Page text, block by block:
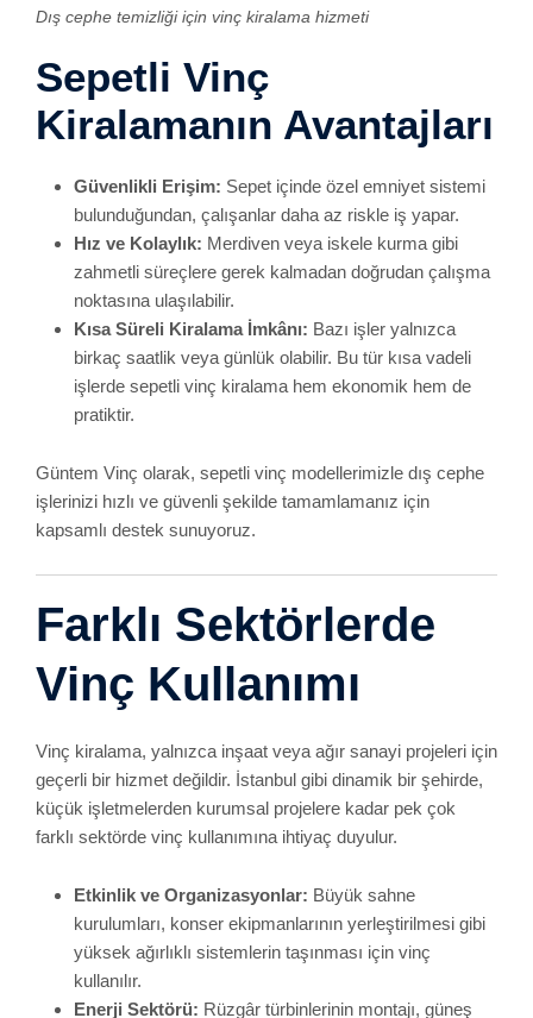
işlerinizi hızlı ve güvenli şekilde tamamlamanız için
kapsamlı destek sunuyoruz.
Farklı Sektörlerde
Vinç Kullanımı
Vinç kiralama, yalnızca inşaat veya ağır sanayi projeleri için
geçerli bir hizmet değildir. İstanbul gibi dinamik bir şehirde,
küçük işletmelerden kurumsal projelere kadar pek çok
farklı sektörde vinç kullanımına ihtiyaç duyulur.
kurulumları, konser ekipmanlarının yerleştirilmesi gibi
yüksek ağırlıklı sistemlerin taşınması için vinç
Enerji Sektörü:Rüzgâr türbinlerinin montajı, güneş
panellerinin yerleştirilmesi gibi projelerde vinç
vazgeçilmez bir destektir.
montajları veya ağır ekipmanların yerleştirilmesi için
Reklam ve Pazarlama:Binaların üst kısımlarına
yerleştirilecek reklam panoları, dev billboard’lar vinç
sayesinde kolaylıkla konumlandırılır.
Sık Sorulan Sorular
Yılların getirdiği saha tecrübesiyle birlikte, müşterilerimizden
sıkça duyduğumuz bazı sorular ve yanıtlarını paylaşmak